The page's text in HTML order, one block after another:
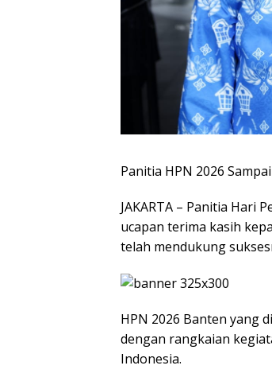
Panitia HPN 2026
JAKARTA – Panitia Hari
ucapan terima kasih
telah mendukung
HPN 2026 Banten yang
dengan rangkaian
Indonesia.